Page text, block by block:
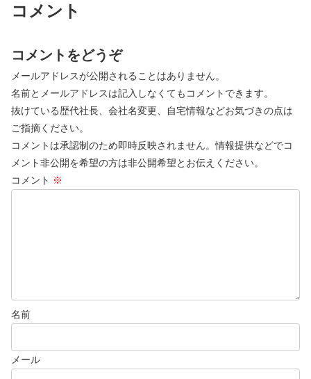
コメント
コメントをどうぞ
メールアドレスが公開されることはありません。
名前とメールアドレスは記入しなくてもコメントできます。
抜けている歴代社長、会社名変更、自宅情報などお気づきの点は
ご指摘ください。
コメントは承認制のため即時反映されません。情報提供などでコ
メント非公開を希望の方は非公開希望とお伝えください。
コメント ※
名前
メール